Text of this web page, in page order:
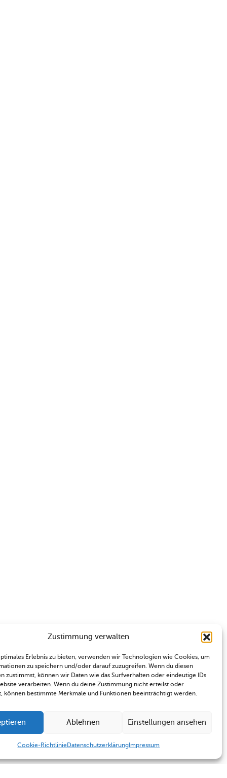
Zustimmung verwalten
Erlebnis zu bieten, verwenden wir Technologien wie Cookies, um
zu speichern und/oder darauf zuzugreifen. Wenn du diesen
zustimmst, können wir Daten wie das Surfverhalten oder eindeutige IDs
verarbeiten. Wenn du deine Zustimmung nicht erteilst oder
können bestimmte Merkmale und Funktionen beeinträchtigt werden.
Ablehnen Einstellungen ansehen
Cookie-RichtlinieDatenschutzerklärung Impressum